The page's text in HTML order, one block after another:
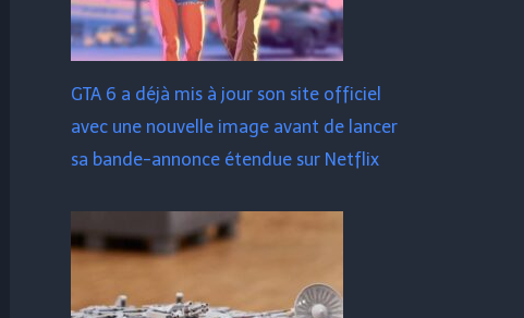
GTA 6 a déjà mis à jour son site officiel
avec une nouvelle image avant de lancer
sa bande-annonce étendue sur Netflix